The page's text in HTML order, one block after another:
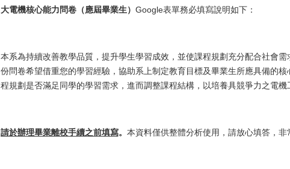
大電機核心能力問卷（應屆畢業生） Google表單務必填寫說明如下：
本系為持續改善教學品質，提升學生學習成效，並使課程規劃充分配合社會
份問卷希望借重您的學習經驗，協助系上制定教育目標及畢業生所應具備的
程規劃是否滿足同學的學習需求，進而調整課程結構，以培養具競爭力之電機
請於辦理畢業離校手續之前填寫。 本資料僅供整體分析使用，請放心填答，非